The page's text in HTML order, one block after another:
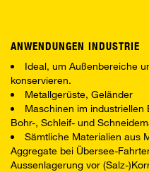
ANWENDUNGEN INDUSTRIE
Ideal, um Außenbereiche
konservieren.
Metallgerüste, Geländer
Maschinen im
Bohr-, Schleif- und
Sämtliche Materialien aus
Aggregate bei Übersee-
Aussenlagerung vor (Salz-